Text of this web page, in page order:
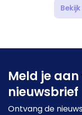
Meld je
nieuwsbrief
Ontvang de